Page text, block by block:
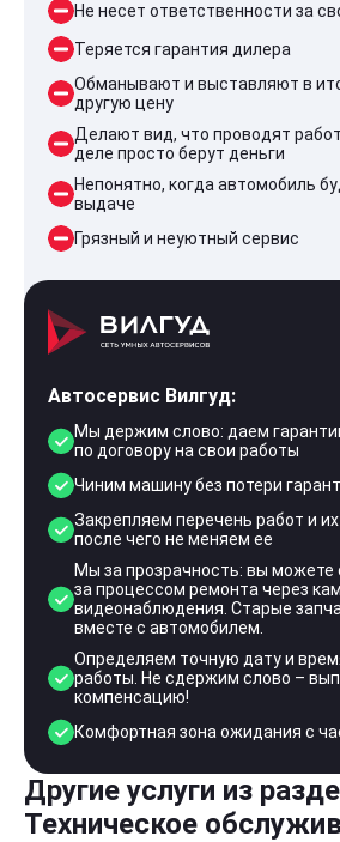
Не несет ответственности за
Теряется гарантия дилера
Обманывают и выставляют в
другую цену
Делают вид, что проводят
деле просто берут деньги
Непонятно, когда автомобиль
выдаче
Грязный и неуютный сервис
Автосервис Вилгуд:
Мы держим слово: даем
по договору на свои работы
Чиним машину без потери
Закрепляем перечень работ и их
после чего не меняем ее
Мы за прозрачность: вы можете
за процессом ремонта через
видеонаблюдения. Старые
вместе с автомобилем.
Определяем точную дату и
работы. Не сдержим слово –
компенсацию!
Комфортная зона ожидания с
Другие услуги из
Техническое